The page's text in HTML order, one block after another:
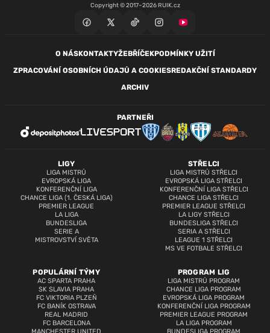
Copyright © 2017–2026 RUIK.cz
O NÁSKONTAKTYŽEBŘÍČEKPODMÍNKY UŽITÍ
ZPRACOVÁNÍ OSOBNÍCH ÚDAJŮ A COOKIESREDAKČNÍ STANDARDY
ARCHIV
LIGY
LIGA MISTRŮ
EVROPSKÁ LIGA
KONFERENČNÍ LIGA
CHANCE LIGA (1. ČESKÁ LIGA)
PREMIER LEAGUE
LA LIGA
BUNDESLIGA
SERIE A
MISTROVSTVÍ SVĚTA
STŘELCI
LIGA MISTRŮ STŘELCI
EVROPSKÁ LIGA STŘELCI
KONFERENČNÍ LIGA STŘELCI
CHANCE LIGA STŘELCI
PREMIER LEAGUE STŘELCI
LA LIGY STŘELCI
BUNDESLIGA STŘELCI
SERIA A STŘELCI
LEAGUE 1 STŘELCI
MS VE FOTBALE STŘELCI
POPULÁRNÍ TÝMY
AC SPARTA PRAHA
SK SLAVIA PRAHA
FC VIKTORIA PLZEŇ
FC BANÍK OSTRAVA
REAL MADRID
FC BARCELONA
PROGRAM LIG
LIGA MISTRŮ PROGRAM
CHANCE LIGA PROGRAM
EVROPSKÁ LIGA PROGRAM
KONFERENČNÍ LIGA PROGRAM
PREMIER LEAGUE PROGRAM
LA LIGA PROGRAM
PARTNEŘI